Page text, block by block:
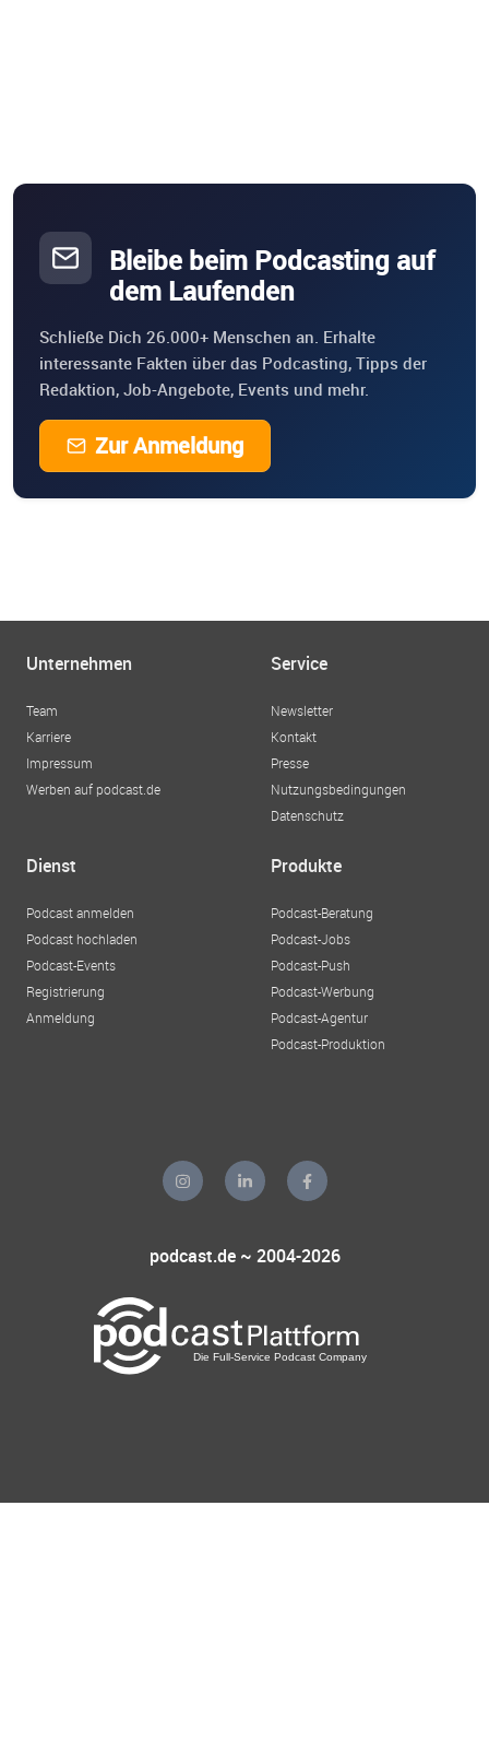
Bleibe beim Podcasting auf
dem Laufenden
Schließe Dich 26.000+ Menschen an. Erhalte
interessante Fakten über das Podcasting, Tipps der
Redaktion, Job-Angebote, Events und mehr.
Zur Anmeldung
Unternehmen
Team
Karriere
Impressum
Werben auf podcast.de
Service
Newsletter
Kontakt
Presse
Nutzungsbedingungen
Datenschutz
Dienst
Podcast anmelden
Podcast hochladen
Podcast-Events
Registrierung
Anmeldung
Produkte
Podcast-Beratung
Podcast-Jobs
Podcast-Push
Podcast-Werbung
Podcast-Agentur
Podcast-Produktion
podcast.de ~ 2004-2026